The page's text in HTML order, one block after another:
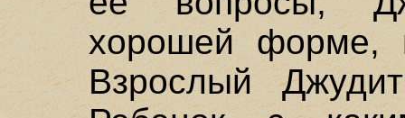
хорошей форме,
Взрослый